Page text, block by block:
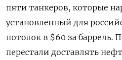
пяти танкеров, которые
установленный для
потолок в $60 за баррель.
перестали доставлять